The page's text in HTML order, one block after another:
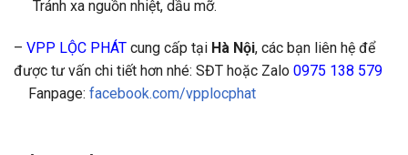
Tránh xa nguồn nhiệt, dầu mỡ.
– VPP LỘC PHÁT cung cấp tại Hà Nội, các bạn liên hệ để
được tư vấn chi tiết hơn nhé: SĐT hoặc Zalo 0975 138 579
Fanpage: facebook.com/vpplocphat